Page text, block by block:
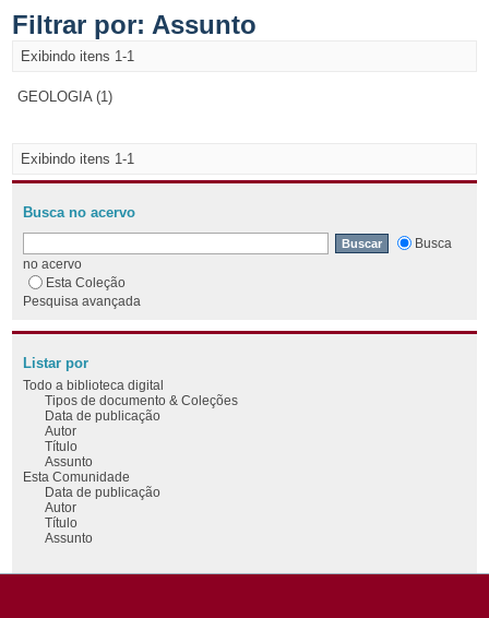
Filtrar por: Assunto
Exibindo itens 1-1
GEOLOGIA (1)
Exibindo itens 1-1
Busca no acervo
Busca
no acervo
Esta Coleção
Pesquisa avançada
Listar por
Todo a biblioteca digital
Tipos de documento & Coleções
Data de publicação
Autor
Título
Assunto
Esta Comunidade
Data de publicação
Autor
Título
Assunto